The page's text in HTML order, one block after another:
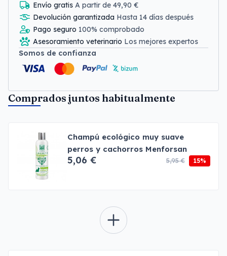
Envío gratis A partir de 49,90 €
Devolución garantizada Hasta 14 días después
Pago seguro 100% comprobado
Asesoramiento veterinario Los mejores expertos
Somos de confianza
Comprados juntos habitualmente
Champú ecológico muy suave
perros y cachorros Menforsan
5,06 € 5,95 € 15%